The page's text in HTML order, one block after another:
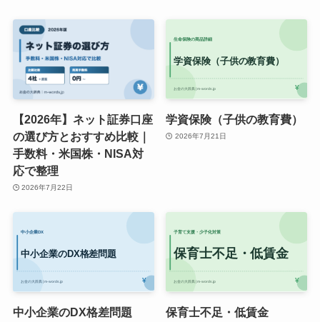
【2026年】ネット証券口座
の選び方とおすすめ比較｜
手数料・米国株・NISA対
応で整理
2026年7月22日
学資保険（子供の教育費）
2026年7月21日
中小企業のDX格差問題 保育士不足・低賃金